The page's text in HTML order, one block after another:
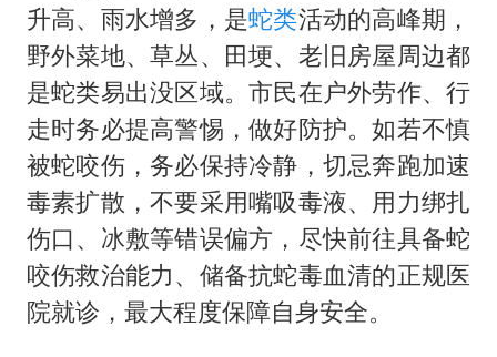
升高、雨水增多，是蛇类活动的高峰期，
野外菜地、草丛、田埂、老旧房屋周边都
是蛇类易出没区域。市民在户外劳作、行
走时务必提高警惕，做好防护。如若不慎
被蛇咬伤，务必保持冷静，切忌奔跑加速
毒素扩散，不要采用嘴吸毒液、用力绑扎
伤口、冰敷等错误偏方，尽快前往具备蛇
咬伤救治能力、储备抗蛇毒血清的正规医
院就诊，最大程度保障自身安全。